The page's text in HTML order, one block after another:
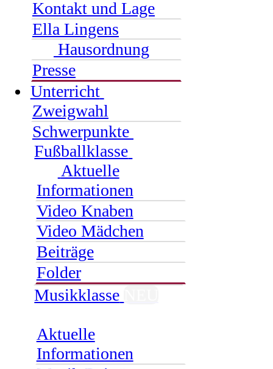
Kontakt und Lage
Ella Lingens
Hausordnung
Presse
Unterricht
Zweigwahl
Schwerpunkte
Fußballklasse
Aktuelle
Informationen
Video Knaben
Video Mädchen
Beiträge
Folder
Musikklasse
Aktuelle
Informationen